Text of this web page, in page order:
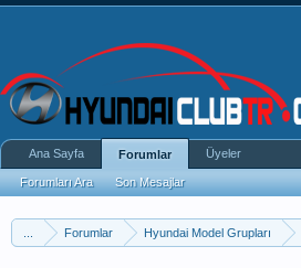
Forumlar Hyundai Model Grupları
Ana Sayfa Forumlar
Forumları Ara Son Mesajlar
Üyeler